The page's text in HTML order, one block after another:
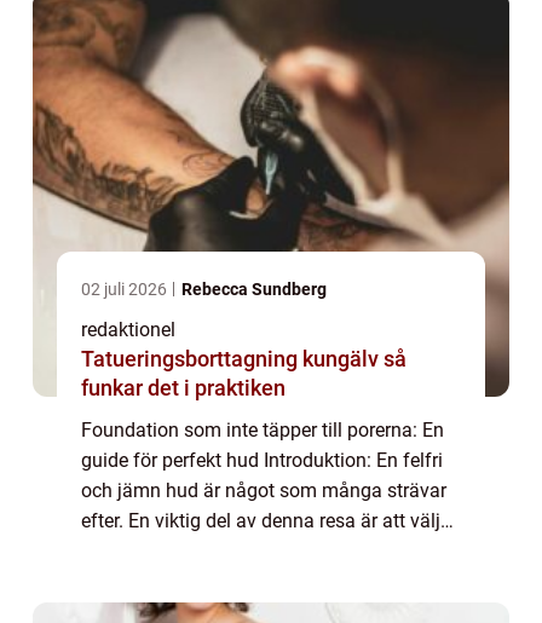
02 juli 2026 Rebecca Sundberg
redaktionel
Tatueringsborttagning kungälv så
funkar det i praktiken
Foundation som inte täpper till porerna: En
guide för perfekt hud Introduktion: En felfri
och jämn hud är något som många strävar
efter. En viktig del av denna resa är att välja